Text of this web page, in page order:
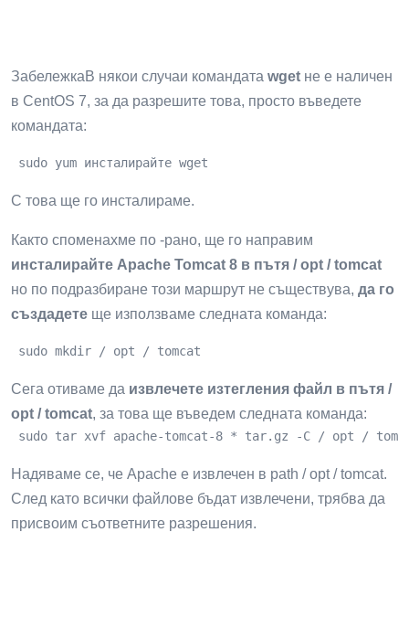
ЗабележкаВ някои случаи командата wget не е наличен
в CentOS 7, за да разрешите това, просто въведете
командата:
sudo yum инсталирайте wget
С това ще го инсталираме.
Както споменахме по -рано, ще го направим
инсталирайте Apache Tomcat 8 в пътя / opt / tomcat
но по подразбиране този маршрут не съществува, да го
създадете ще използваме следната команда:
sudo mkdir / opt / tomcat
Сега отиваме да извлечете изтегления файл в пътя /
opt / tomcat, за това ще въведем следната команда:
sudo tar xvf apache-tomcat-8 * tar.gz -C / opt /
Надяваме се, че Apache е извлечен в path / opt / tomcat.
След като всички файлове бъдат извлечени, трябва да
присвоим съответните разрешения.